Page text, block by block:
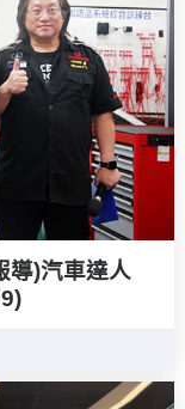
導)汽車達人